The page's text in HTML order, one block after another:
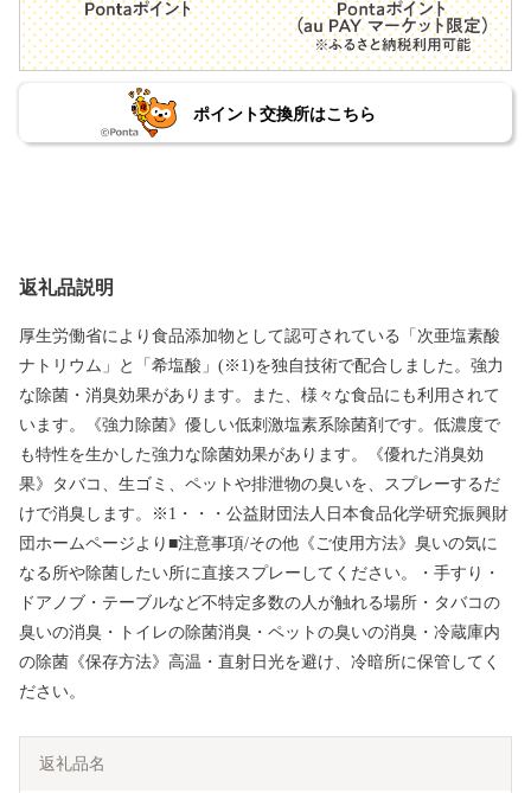
ポイント交換所はこちら
返礼品説明
厚生労働省により食品添加物として認可されている「次亜塩素酸
ナトリウム」と「希塩酸」(※1)を独自技術で配合しました。強力
な除菌・消臭効果があります。また、様々な食品にも利用されて
います。《強力除菌》優しい低刺激塩素系除菌剤です。低濃度で
も特性を生かした強力な除菌効果があります。《優れた消臭効
果》タバコ、生ゴミ、ペットや排泄物の臭いを、スプレーするだ
けで消臭します。※1・・・公益財団法人日本食品化学研究振興財
団ホームページより■注意事項/その他《ご使用方法》臭いの気に
なる所や除菌したい所に直接スプレーしてください。・手すり・
ドアノブ・テーブルなど不特定多数の人が触れる場所・タバコの
臭いの消臭・トイレの除菌消臭・ペットの臭いの消臭・冷蔵庫内
の除菌《保存方法》高温・直射日光を避け、冷暗所に保管してく
ださい。
返礼品名